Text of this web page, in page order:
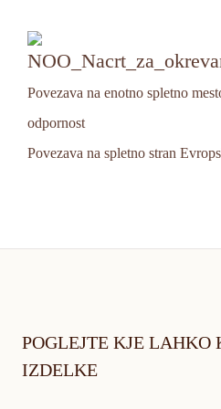
Povezava na enotno spletno
odpornost
Povezava na spletno stran
POGLEJTE KJE LAHKO
IZDELKE